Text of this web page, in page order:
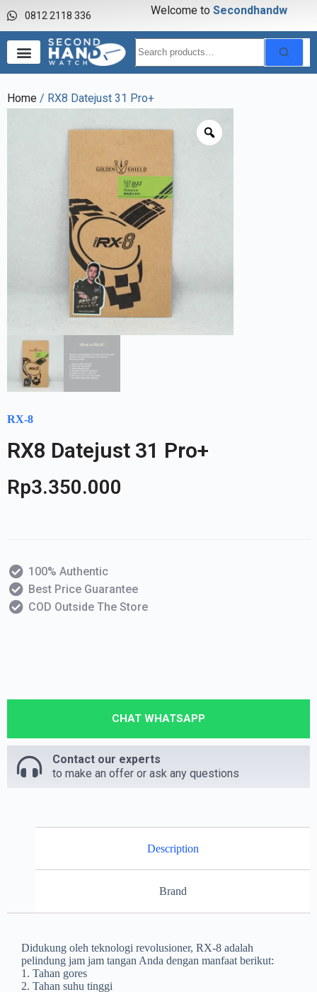
0812 2118 336 Welcome to Secondhandwa
Home / RX8 Datejust 31 Pro+
RX-8
RX8 Datejust 31 Pro+
Rp3.350.000
100% Authentic
Best Price Guarantee
COD Outside The Store
CHAT WHATSAPP
Contact our experts
to make an offer or ask any questions
Description
Brand
Didukung oleh teknologi revolusioner, RX-8 adalah
pelindung jam jam tangan Anda dengan manfaat berikut:
1. Tahan gores
2. Tahan suhu tinggi